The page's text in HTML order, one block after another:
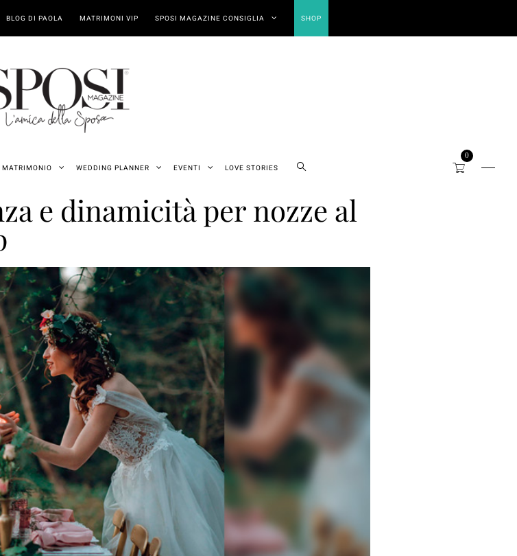
BLOG DI PAOLA MATRIMONI VIP SPOSI MAGAZINE CONSIGLIA SHOP
MATRIMONIO WEDDING PLANNER EVENTI LOVE STORIES
0
e dinamicità per nozze al